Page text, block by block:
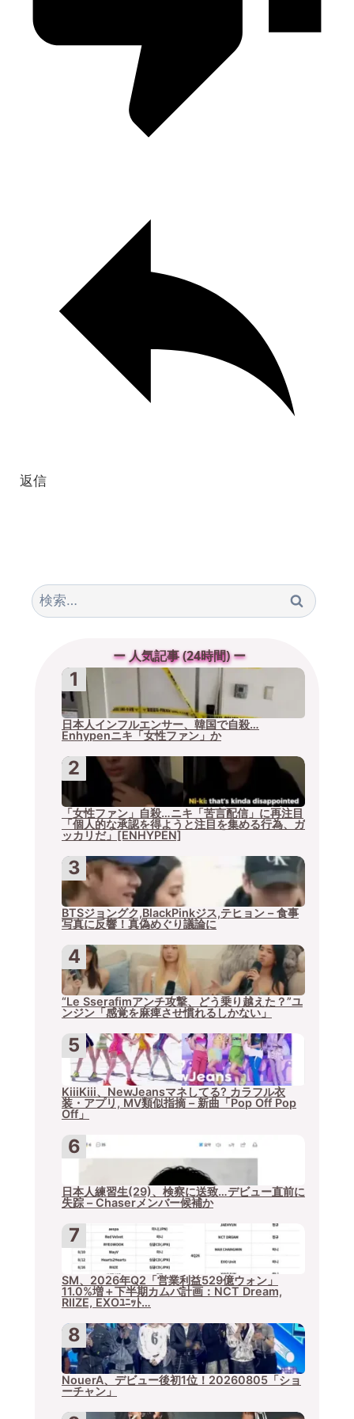
返信
検
索:
ー 人気記事 (24時間) ー
日本人インフルエンサー、韓国で自殺…
Enhypenニキ「女性ファン」か
「女性ファン」自殺…ニキ「苦言配信」に再注目
「個人的な承認を得ようと注目を集める行為、ガ
ッカリだ」[ENHYPEN]
BTSジョングク,BlackPinkジス,テヒョン – 食事
写真に反響！真偽めぐり議論に
“Le Sserafimアンチ攻撃、どう乗り越えた？”ユ
ンジン「感覚を麻痺させ慣れるしかない」
KiiiKiii、NewJeansマネしてる? カラフル衣
装・アプリ, MV類似指摘 – 新曲「Pop Off Pop
Off」
日本人練習生(29)、検察に送致…デビュー直前に
失踪 – Chaserメンバー候補か
SM、2026年Q2「営業利益529億ウォン」
11.0%増＋下半期カムバ計画：NCT Dream,
RIIZE, EXOﾕﾆｯﾄ…
NouerA、デビュー後初1位！20260805「ショ
ーチャン」